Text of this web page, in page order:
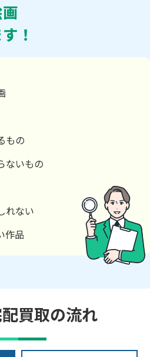
！
もの
ないもの
れない
作品
買取の流れ